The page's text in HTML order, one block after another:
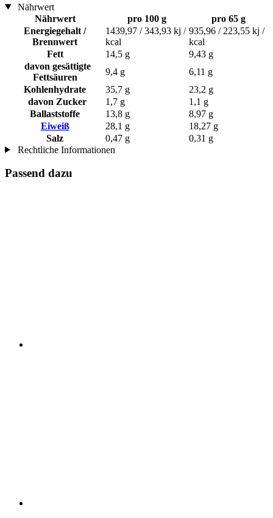
Nährwert
Nährwert
pro 100 g
pro 65 g
Energiegehalt /
Brennwert
1439,97 / 343,93 kj /
kcal
935,96 / 223,55 kj /
kcal
Fett
14,5 g
9,43 g
davon gesättigte
Fettsäuren
9,4 g
6,11 g
Kohlenhydrate
35,7 g
23,2 g
davon Zucker
1,7 g
1,1 g
Ballaststoffe
13,8 g
8,97 g
Eiweiß
28,1 g
18,27 g
Salz
0,47 g
0,31 g
Rechtliche Informationen
Passend dazu